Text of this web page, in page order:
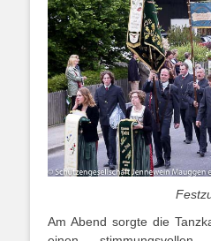
Am Abend sorgte die